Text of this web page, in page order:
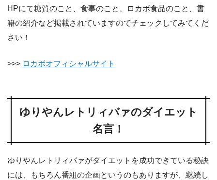
HPにて糖質のこと、食事のこと、ロカボ食品のこと、書
籍の紹介など掲載されていますのでチェックしてみてくだ
さい！
>>> ロカボオフィシャルサイト
ゆりやんレトリィバァのダイエット
名言！
ゆりやんレトリィバァがダイエットを成功できている秘訣
には、もちろん番組の企画というのもありますが、継続し